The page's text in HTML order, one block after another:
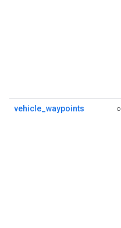
vehicle_waypoints ○